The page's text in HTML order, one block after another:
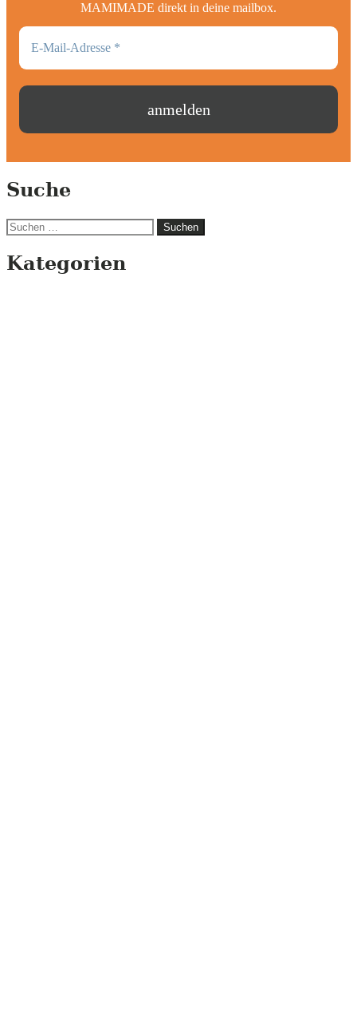
MAMIMADE direkt in deine mailbox.
Suche
Suchen
Kategorien